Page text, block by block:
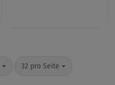
32 pro Seite